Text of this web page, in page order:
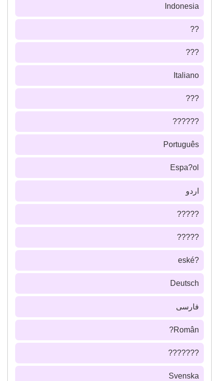
Indonesia
??
???
Italiano
???
??????
Português
Espa?ol
اردو
?????
?????
?eské
Deutsch
فارسى
Român?
???????
Svenska